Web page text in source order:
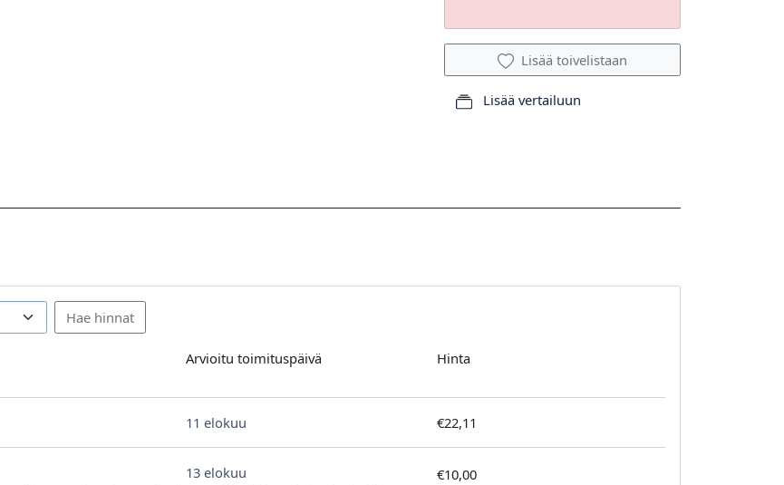
Lisää toivelistaan
Lisää vertailuun
Arvioitu toimituspäivä Hinta
11 elokuu €22,11
13 elokuu €10,00